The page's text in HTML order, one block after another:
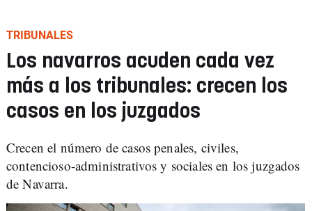
TRIBUNALES
Los navarros acuden cada vez
más a los tribunales: crecen los
casos en los juzgados
Crecen el número de casos penales, civiles,
contencioso-administrativos y sociales en los juzgados
de Navarra.